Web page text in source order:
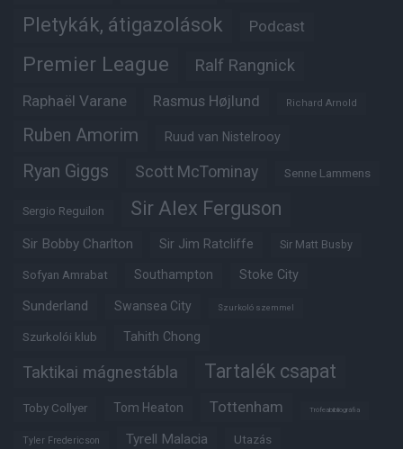
Pletykák, átigazolások Podcast
Premier League Ralf Rangnick
Raphaël Varane Rasmus Højlund Richard Arnold
Ruben Amorim Ruud van Nistelrooy
Ryan Giggs Scott McTominay Senne Lammens
Sergio Reguilon Sir Alex Ferguson
Sir Bobby Charlton Sir Jim Ratcliffe Sir Matt Busby
Sofyan Amrabat Southampton Stoke City
Sunderland Swansea City Szurkoló szemmel
Szurkolói klub Tahith Chong
Taktikai mágnestábla Tartalék csapat
Toby Collyer Tom Heaton Tottenham Trófeabibliográfia
Tyler Fredericson Tyrell Malacia Utazás